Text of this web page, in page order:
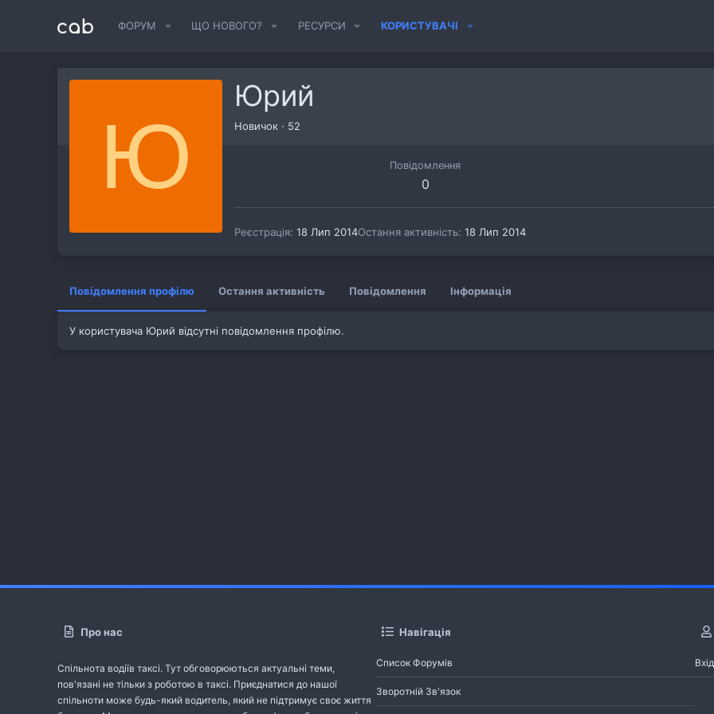
ФОРУМ ЩО НОВОГО? РЕСУРСИ КОРИСТУВАЧІ
Ю
Юрий
Новичок · 52
Повідомлення
0
Реєстрація 18 Лип 2014Остання активність 18 Лип 2014
Повідомлення профілю Остання активність Повідомлення Інформація
У користувача Юрий відсутні повідомлення профілю.
Про нас
Спільнота водіїв таксі. Тут обговорюються актуальні теми,
пов'язані не тільки з роботою в таксі. Приєднатися до нашої
спільноти може будь-який водитель, який не підтримує своє життя
Навігація
Список Форумів
Зворотній Зв'язок
Вхід